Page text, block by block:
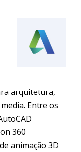
arquitetura,
Entre os
360
animação 3D